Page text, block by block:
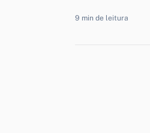
9 min de leitura